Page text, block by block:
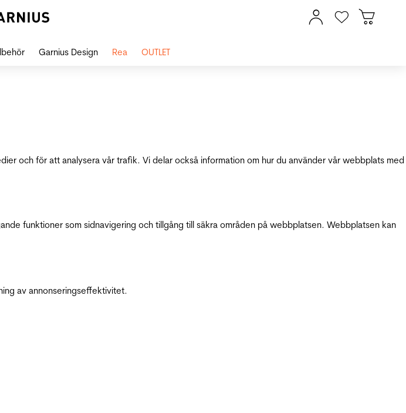
och för att analysera vår trafik. Vi delar också information om hur du använder vår webbplats med
funktioner som sidnavigering och tillgång till säkra områden på webbplatsen. Webbplatsen kan
av annonseringseffektivitet.
Garnius Design Rea OUTLET